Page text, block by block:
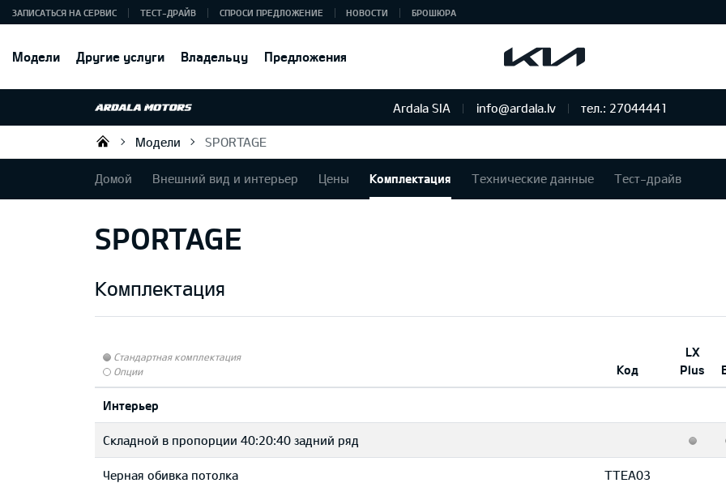
Модели Другие услуги Владельцу Предложения
ЗАПИСАТЬСЯ НА СЕРВИС ТЕСТ-ДРАЙВ СПРОСИ ПРЕДЛОЖЕНИЕ НОВОСТИ БРОШЮРА
Ardala SIA info@ardala.lv тел.: 27044441
Ardala SIA
Модели SPORTAGE
Домой Внешний вид и интерьер Цены Комплектация Технические данные Тест-драйв
SPORTAGE
Комплектация
Стандартная комплектация
Опции
Код
LX
Plus
Интерьер
Складной в пропорции 40:20:40 задний ряд
Черная обивка потолка TTEA03